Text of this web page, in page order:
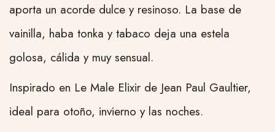
aporta un acorde dulce y resinoso. La base de
vainilla, haba tonka y tabaco deja una estela
golosa, cálida y muy sensual.
Inspirado en Le Male Elixir de Jean Paul Gaultier,
ideal para otoño, invierno y las noches.